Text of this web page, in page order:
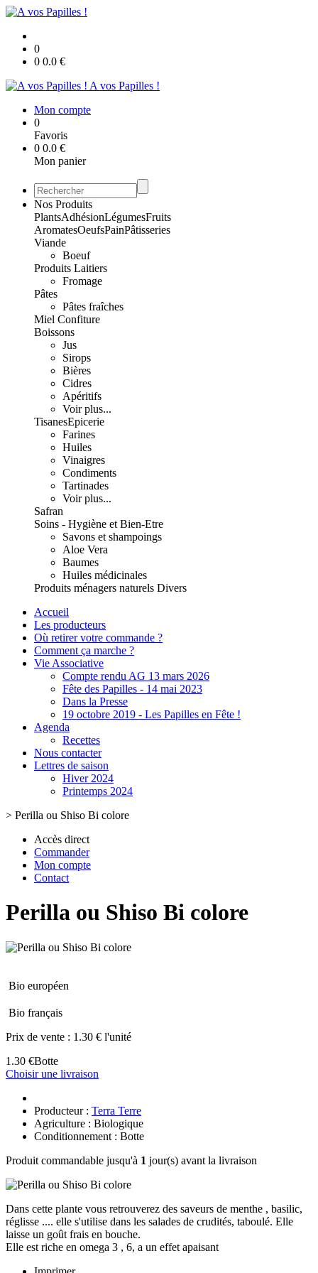
0
0 0.0 €
A vos Papilles !
Mon compte
0
Favoris
0 0.0 €
Mon panier
Nos Produits
PlantsAdhésionLégumesFruits
AromatesOeufsPainPâtisseries
Viande
Boeuf
Produits Laitiers
Fromage
Pâtes
Pâtes fraîches
Miel Confiture
Boissons
Jus
Sirops
Bières
Cidres
Apéritifs
Voir plus...
TisanesEpicerie
Farines
Huiles
Vinaigres
Condiments
Tartinades
Voir plus...
Safran
Soins - Hygiène et Bien-Etre
Savons et shampoings
Aloe Vera
Baumes
Huiles médicinales
Produits ménagers naturels Divers
Accueil
Les producteurs
Où retirer votre commande ?
Comment ça marche ?
Vie Associative
Compte rendu AG 13 mars 2026
Fête des Papilles - 14 mai 2023
Dans la Presse
19 octobre 2019 - Les Papilles en Fête !
Agenda
Recettes
Nous contacter
Lettres de saison
Hiver 2024
Printemps 2024
> Perilla ou Shiso Bi colore
Accès direct
Commander
Mon compte
Contact
Perilla ou Shiso Bi colore
Bio européen
Bio français
Prix de vente : 1.30 € l'unité
1.30 €Botte
Choisir une livraison
Producteur : Terra Terre
Agriculture : Biologique
Conditionnement : Botte
Produit commandable jusqu'à 1 jour(s) avant la livraison
Dans cette plante vous retrouverez des saveurs de menthe , basilic,
réglisse .... elle s'utilise dans les salades de crudités, taboulé. Elle
laisse un goût frais en bouche.
Elle est riche en omega 3 , 6, a un effet apaisant